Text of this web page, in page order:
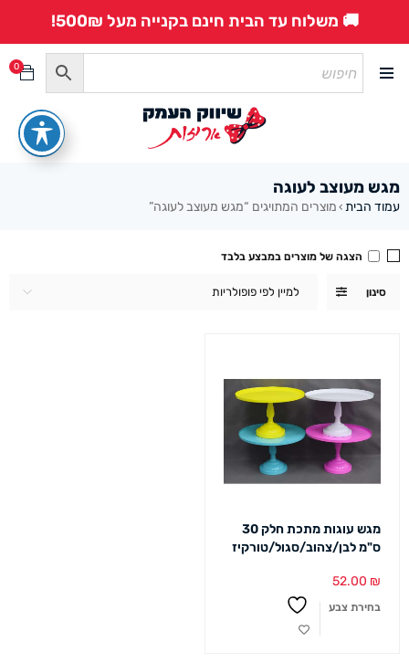
🚚 משלוח עד הבית חינם בקנייה מעל 500₪!
0
מגש מעוצב לעוגה
עמוד הבית › מוצרים המתויגים “מגש מעוצב לעוגה”
סינון למיין לפי פופולריות
הצגה של מוצרים במבצע בלבד
מגש עוגות מתכת חלק 30
ס"מ לבן/צהוב/סגול/טורקיז
52.00 ₪
בחירת צבע